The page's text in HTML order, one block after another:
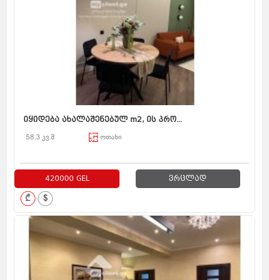
იყიდება ახალაშენებულ m2, ის პრო...
58.3 კვ.მ ოთახი
420000 GEL ვრცლად
₾ $